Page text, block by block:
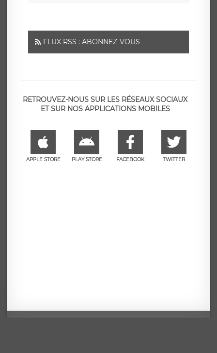
FLUX RSS : ABONNEZ-VOUS
RETROUVEZ-NOUS SUR LES RÉSEAUX SOCIAUX
ET SUR NOS APPLICATIONS MOBILES
APPLE STORE PLAY STORE FACEBOOK TWITTER